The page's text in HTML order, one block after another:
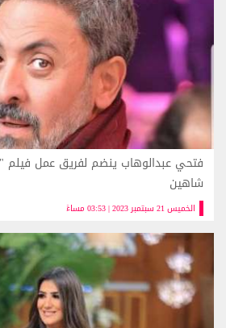
الخميس 21 سبتمبر 2023 | 03:53 مساءً
فتحي عبدالوهاب ينضم لفريق عمل فيلم
شاهين